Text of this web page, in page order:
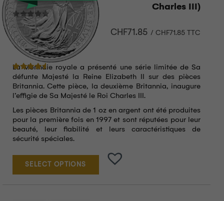
Charles III)
Note4.40sur 5
CHF71.85 /CHF71.85 TTC
La Monnaie royale a présenté une série limitée de Sa
défunte Majesté la Reine Elizabeth II sur des pièces
Britannia. Cette pièce, la deuxième Britannia, inaugure
l’effigie de Sa Majesté le Roi Charles III.
Les pièces Britannia de 1 oz en argent ont été produites
pour la première fois en 1997 et sont réputées pour leur
beauté, leur fiabilité et leurs caractéristiques de
sécurité spéciales.
SELECT OPTIONS